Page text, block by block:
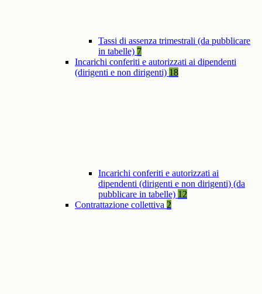
Tassi di assenza trimestrali (da pubblicare
in tabelle) 7
Incarichi conferiti e autorizzati ai dipendenti
(dirigenti e non dirigenti) 18
Incarichi conferiti e autorizzati ai
dipendenti (dirigenti e non dirigenti) (da
pubblicare in tabelle) 12
Contrattazione collettiva 2